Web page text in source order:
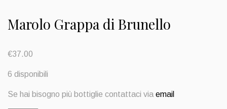
Marolo Grappa di Brunello
€37.00
6 disponibili
Se hai bisogno più bottiglie contattaci via email